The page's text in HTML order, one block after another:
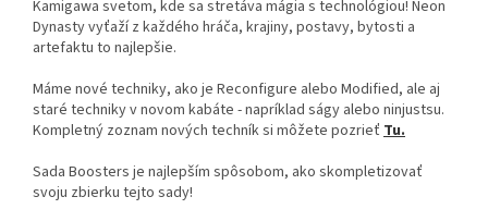
Kamigawa svetom, kde sa stretáva mágia s technológiou! Neon
Dynasty vyťaží z každého hráča, krajiny, postavy, bytosti a
artefaktu to najlepšie.
Máme nové techniky, ako je Reconfigure alebo Modified, ale aj
staré techniky v novom kabáte - napríklad ságy alebo ninjustsu.
Kompletný zoznam nových techník si môžete pozrieť Tu.
Sada Boosters je najlepším spôsobom, ako skompletizovať
svoju zbierku tejto sady!